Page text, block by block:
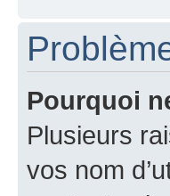
Pourquoi
Plusieurs
vos nom